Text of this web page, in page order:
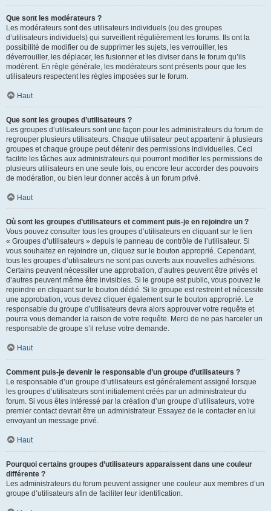
Que sont les modérateurs ?
Les modérateurs sont des utilisateurs individuels (ou des groupes
d’utilisateurs individuels) qui surveillent régulièrement les forums. Ils ont la
possibilité de modifier ou de supprimer les sujets, les verrouiller, les
déverrouiller, les déplacer, les fusionner et les diviser dans le forum qu’ils
modèrent. En règle générale, les modérateurs sont présents pour que les
utilisateurs respectent les règles imposées sur le forum.
Haut
Que sont les groupes d’utilisateurs ?
Les groupes d’utilisateurs sont une façon pour les administrateurs du forum de
regrouper plusieurs utilisateurs. Chaque utilisateur peut appartenir à plusieurs
groupes et chaque groupe peut détenir des permissions individuelles. Ceci
facilite les tâches aux administrateurs qui pourront modifier les permissions de
plusieurs utilisateurs en une seule fois, ou encore leur accorder des pouvoirs
de modération, ou bien leur donner accès à un forum privé.
Haut
Où sont les groupes d’utilisateurs et comment puis-je en rejoindre un ?
Vous pouvez consulter tous les groupes d’utilisateurs en cliquant sur le lien
« Groupes d’utilisateurs » depuis le panneau de contrôle de l’utilisateur. Si
vous souhaitez en rejoindre un, cliquez sur le bouton approprié. Cependant,
tous les groupes d’utilisateurs ne sont pas ouverts aux nouvelles adhésions.
Certains peuvent nécessiter une approbation, d’autres peuvent être privés et
d’autres peuvent même être invisibles. Si le groupe est public, vous pouvez le
rejoindre en cliquant sur le bouton dédié. Si le groupe est restreint et nécessite
une approbation, vous devez cliquer également sur le bouton approprié. Le
responsable du groupe d’utilisateurs devra alors approuver votre requête et
pourra vous demander la raison de votre requête. Merci de ne pas harceler un
responsable de groupe s’il refuse votre demande.
Haut
Comment puis-je devenir le responsable d’un groupe d’utilisateurs ?
Le responsable d’un groupe d’utilisateurs est généralement assigné lorsque
les groupes d’utilisateurs sont initialement créés par un administrateur du
forum. Si vous êtes intéressé par la création d’un groupe d’utilisateurs, votre
premier contact devrait être un administrateur. Essayez de le contacter en lui
envoyant un message privé.
Haut
Pourquoi certains groupes d’utilisateurs apparaissent dans une couleur
différente ?
Les administrateurs du forum peuvent assigner une couleur aux membres d’un
groupe d’utilisateurs afin de faciliter leur identification.